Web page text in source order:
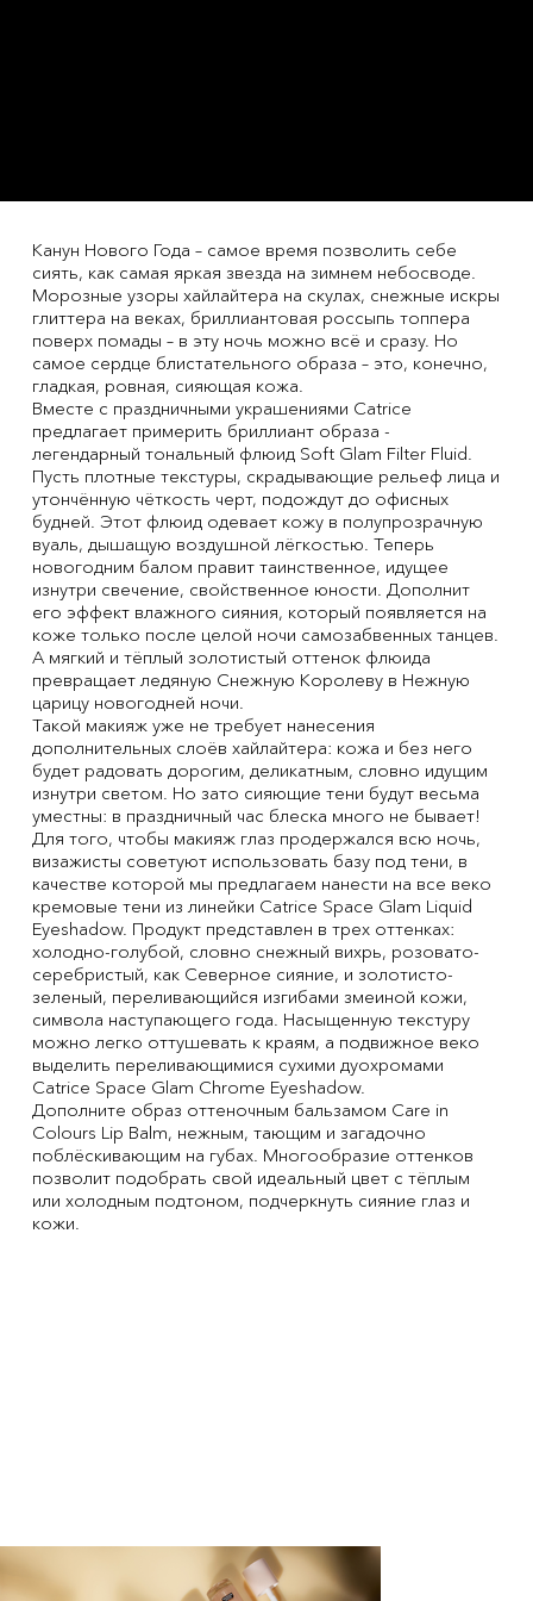
Канун Нового Года – самое время позволить себе
сиять, как самая яркая звезда на зимнем небосводе.
Морозные узоры хайлайтера на скулах, снежные искры
глиттера на веках, бриллиантовая россыпь топпера
поверх помады – в эту ночь можно всё и сразу. Но
самое сердце блистательного образа – это, конечно,
гладкая, ровная, сияющая кожа.
Вместе с праздничными украшениями Catrice
предлагает примерить бриллиант образа -
легендарный тональный флюид Soft Glam Filter Fluid.
Пусть плотные текстуры, скрадывающие рельеф лица и
утончённую чёткость черт, подождут до офисных
будней. Этот флюид одевает кожу в полупрозрачную
вуаль, дышащую воздушной лёгкостью. Теперь
новогодним балом правит таинственное, идущее
изнутри свечение, свойственное юности. Дополнит
его эффект влажного сияния, который появляется на
коже только после целой ночи самозабвенных танцев.
А мягкий и тёплый золотистый оттенок флюида
превращает ледяную Снежную Королеву в Нежную
царицу новогодней ночи.
Такой макияж уже не требует нанесения
дополнительных слоёв хайлайтера: кожа и без него
будет радовать дорогим, деликатным, словно идущим
изнутри светом. Но зато сияющие тени будут весьма
уместны: в праздничный час блеска много не бывает!
Для того, чтобы макияж глаз продержался всю ночь,
визажисты советуют использовать базу под тени, в
качестве которой мы предлагаем нанести на все веко
кремовые тени из линейки Catrice Space Glam Liquid
Eyeshadow. Продукт представлен в трех оттенках:
холодно-голубой, словно снежный вихрь, розовато-
серебристый, как Северное сияние, и золотисто-
зеленый, переливающийся изгибами змеиной кожи,
символа наступающего года. Насыщенную текстуру
можно легко оттушевать к краям, а подвижное веко
выделить переливающимися сухими дуохромами
Catrice Space Glam Chrome Eyeshadow.
Дополните образ оттеночным бальзамом Care in
Colours Lip Balm, нежным, тающим и загадочно
поблёскивающим на губах. Многообразие оттенков
позволит подобрать свой идеальный цвет с тёплым
или холодным подтоном, подчеркнуть сияние глаз и
кожи.